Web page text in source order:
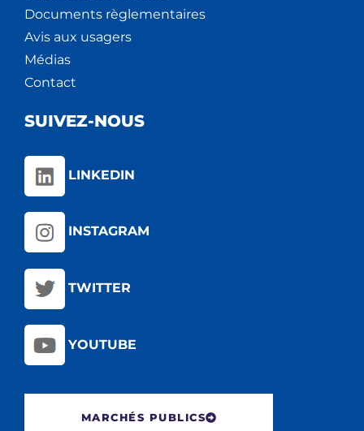
Documents règlementaires
Avis aux usagers
Médias
Contact
SUIVEZ-NOUS
LINKEDIN
INSTAGRAM
TWITTER
YOUTUBE
MARCHÉS PUBLICS